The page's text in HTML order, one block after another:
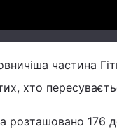
частина
хто
розташовано 176